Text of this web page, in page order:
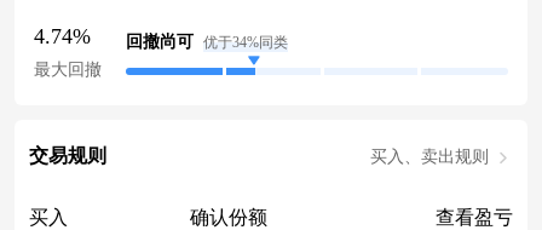
4.74%
最大回撤
回撤尚可 优于34%同类
交易规则 买入、卖出规则
买入 确认份额 查看盈亏